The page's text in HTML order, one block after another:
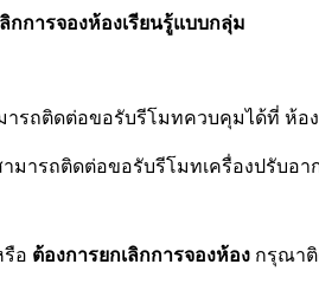
กการจองห้องเรียนรู้แบบกลุ่ม
ารถติดต่อขอรับรีโมทควบคุมได้ที่ ห้อ
มารถติดต่อขอรับรีโมทเครื่องปรับอา
รือ ต้องการยกเลิกการจองห้อง กรุณาติ